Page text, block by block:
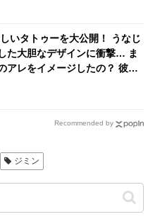
いタトゥーを大公開！ うなじ
た大胆なデザインに衝撃… ま
アレをイメージしたの？ 彼の
Recommended by
ジミン